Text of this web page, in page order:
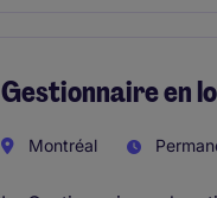
Gestionnaire en
Montréal